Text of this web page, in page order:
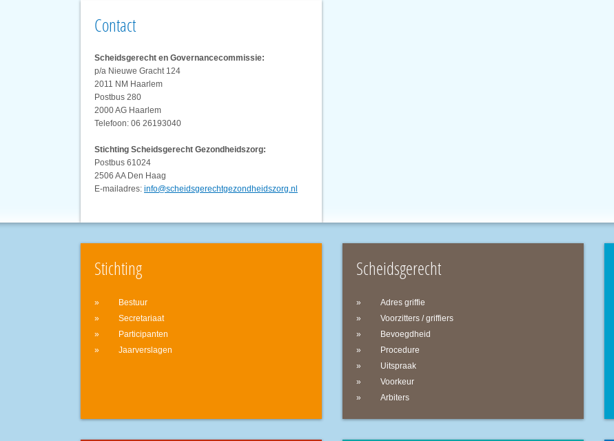
Contact
Scheidsgerecht en Governancecommissie:
p/a Nieuwe Gracht 124
2011 NM Haarlem
Postbus 280
2000 AG Haarlem
Telefoon: 06 26193040
Stichting Scheidsgerecht Gezondheidszorg:
Postbus 61024
2506 AA Den Haag
E-mailadres: info@scheidsgerechtgezondheidszorg.nl
Stichting
Bestuur
Secretariaat
Participanten
Jaarverslagen
Scheidsgerecht
Adres griffie
Voorzitters / griffiers
Bevoegdheid
Procedure
Uitspraak
Voorkeur
Arbiters